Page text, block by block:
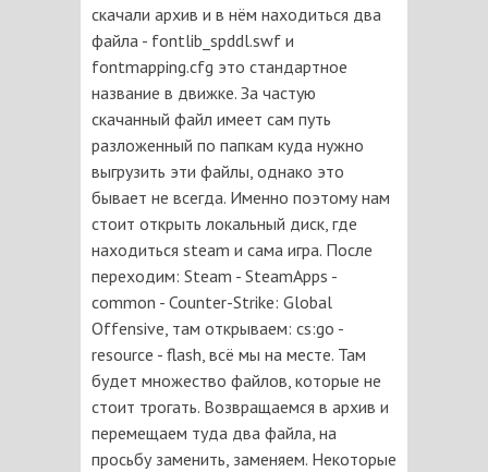
скачали архив и в нём находиться два
файла - fontlib_spddl.swf и
fontmapping.cfg это стандартное
название в движке. За частую
скачанный файл имеет сам путь
разложенный по папкам куда нужно
выгрузить эти файлы, однако это
бывает не всегда. Именно поэтому нам
стоит открыть локальный диск, где
находиться steam и сама игра. После
переходим: Steam - SteamApps -
common - Counter-Strike: Global
Offensive, там открываем: cs:go -
resource - flash, всё мы на месте. Там
будет множество файлов, которые не
стоит трогать. Возвращаемся в архив и
перемещаем туда два файла, на
просьбу заменить, заменяем. Некоторые